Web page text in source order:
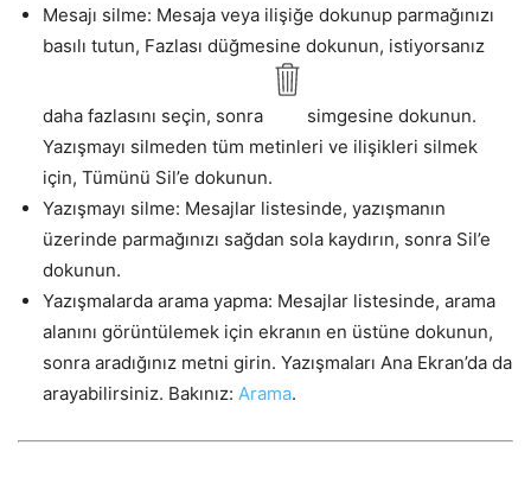
Mesajı silme: Mesaja veya ilişiğe dokunup parmağınızı
basılı tutun, Fazlası düğmesine dokunun, istiyorsanız
daha fazlasını seçin, sonra
simgesine dokunun.
Yazışmayı silmeden tüm metinleri ve ilişikleri silmek
için, Tümünü Sil’e dokunun.
Yazışmayı silme: Mesajlar listesinde, yazışmanın
üzerinde parmağınızı sağdan sola kaydırın, sonra Sil’e
dokunun.
Yazışmalarda arama yapma: Mesajlar listesinde, arama
alanını görüntülemek için ekranın en üstüne dokunun,
sonra aradığınız metni girin. Yazışmaları Ana Ekran’da da
arayabilirsiniz. Bakınız: Arama.